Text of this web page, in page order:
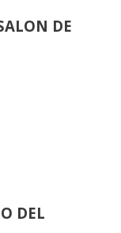
DE
DEL